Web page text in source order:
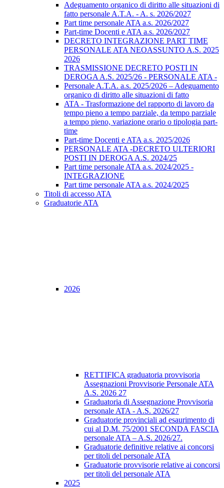
Adeguamento organico di diritto alle situazioni di
fatto personale A.T.A. - A. s. 2026/2027
Part time personale ATA a.s. 2026/2027
Part-time Docenti e ATA a.s. 2026/2027
DECRETO INTEGRAZIONE PART TIME
PERSONALE ATA NEOASSUNTO A.S. 2025
2026
TRASMISSIONE DECRETO POSTI IN
DEROGA A.S. 2025/26 - PERSONALE ATA -
Personale A.T.A. a.s. 2025/2026 – Adeguamento
organico di diritto alle situazioni di fatto
ATA - Trasformazione del rapporto di lavoro da
tempo pieno a tempo parziale, da tempo parziale
a tempo pieno, variazione orario o tipologia part-
time
Part-time Docenti e ATA a.s. 2025/2026
PERSONALE ATA -DECRETO ULTERIORI
POSTI IN DEROGA A.S. 2024/25
Part time personale ATA a.s. 2024/2025 -
INTEGRAZIONE
Part time personale ATA a.s. 2024/2025
Titoli di accesso ATA
Graduatorie ATA
2026
RETTIFICA graduatoria provvisoria
Assegnazioni Provvisorie Personale ATA
A.S. 2026 27
Graduatoria di Assegnazione Provvisoria
personale ATA - A.S. 2026/27
Graduatorie provinciali ad esaurimento di
cui al D.M. 75/2001 SECONDA FASCIA
personale ATA – A.S. 2026/27.
Graduatorie definitive relative ai concorsi
per titoli del personale ATA
Graduatorie provvisorie relative ai concorsi
per titoli del personale ATA
2025